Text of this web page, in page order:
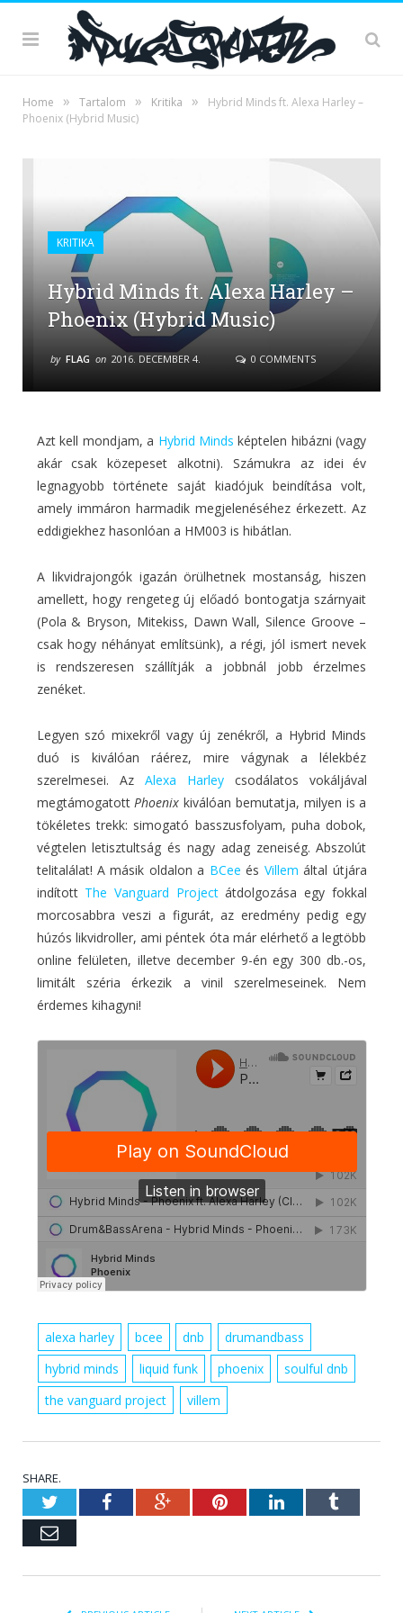
Home » Tartalom » Kritika »
Hybrid Minds ft. Alexa Harley –
Phoenix (Hybrid Music)
KRITIKA
Hybrid Minds ft. Alexa Harley –
Phoenix (Hybrid Music)
by FLAG on 2016. DECEMBER 4. 0 COMMENTS
Azt kell mondjam, a Hybrid Minds képtelen hibázni (vagy
akár csak közepeset alkotni). Számukra az idei év
legnagyobb története saját kiadójuk beindítása volt,
amely immáron harmadik megjelenéséhez érkezett. Az
eddigiekhez hasonlóan a HM003 is hibátlan.
A likvidrajongók igazán örülhetnek mostanság, hiszen
amellett, hogy rengeteg új előadó bontogatja szárnyait
(Pola & Bryson, Mitekiss, Dawn Wall, Silence Groove –
csak hogy néhányat említsünk), a régi, jól ismert nevek
is rendszeresen szállítják a jobbnál jobb érzelmes
zenéket.
Legyen szó mixekről vagy új zenékről, a Hybrid Minds
duó is kiválóan ráérez, mire vágynak a lélekbéz
szerelmesei. Az Alexa Harleycsodálatos vokáljával
megtámogatott Phoenix kiválóan bemutatja, milyen is a
tökéletes trekk: simogató basszusfolyam, puha dobok,
végtelen letisztultság és nagy adag zeneiség. Abszolút
telitalálat! A másik oldalon a BCee és Villem által útjára
indított The Vanguard Projectátdolgozása egy fokkal
morcosabbra veszi a figurát, az eredmény pedig egy
húzós likvidroller, ami péntek óta már elérhető a legtöbb
online felületen, illetve december 9-én egy 300 db.-os,
limitált széria érkezik a vinil szerelmeseinek. Nem
érdemes kihagyni!
alexa harley bcee dnb
drumandbass
hybrid minds
liquid funk phoenix
soulful dnb
the vanguard project
villem
SHARE.
TwitterFacebookGoogle+PinterestLinkedInTumblr
Email